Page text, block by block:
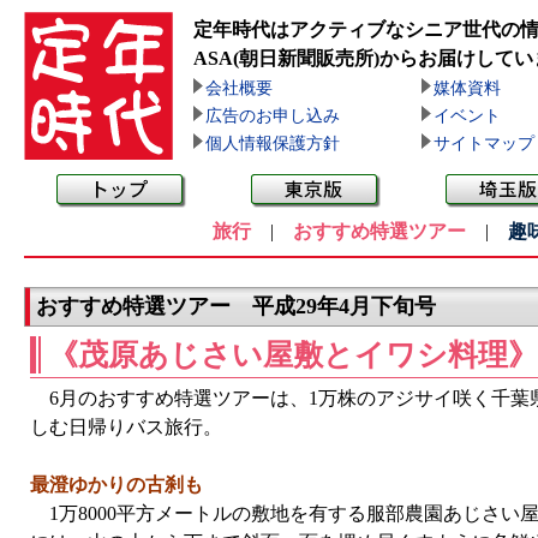
定年時代はアクティブなシニア世代の
ASA(朝日新聞販売所)からお届けしてい
会社概要
媒体資料
広告のお申し込み
イベント
個人情報保護方針
サイトマップ
旅行| おすすめ特選ツアー | 趣
おすすめ特選ツアー 平成29年4月下旬号
《茂原あじさい屋敷とイワシ料理
6月のおすすめ特選ツアーは、1万株のアジサイ咲く千
しむ日帰りバス旅行。
最澄ゆかりの古刹も
1万8000平方メートルの敷地を有する服部農園あじさい